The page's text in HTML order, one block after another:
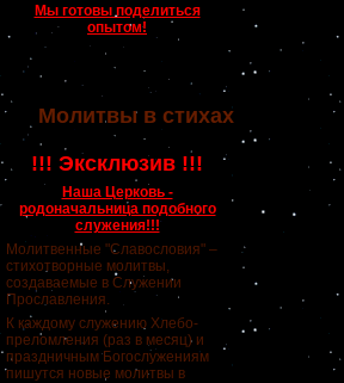
Мы готовы поделиться
опытом!
Молитвы в стихах
!!! Эксклюзив !!!
Наша Церковь -
родоначальница подобного
служения!!!
Молитвенные "Славословия" –
стихотворные молитвы,
создаваемые в Служении
Прославления.
К каждому служению Хлебо-
преломления (раз в месяц) и
праздничным Богослужениям
пишутся новые молитвы в